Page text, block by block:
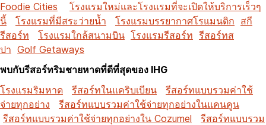
Foodie Cities
โรงแรมใหม่และโรงแรมที่จะเปิดให้บริการเร็วๆ
นี้
โรงแรมที่มีสระว่ายน้ำ โรงแรมบรรยากาศโรแมนติก สกี
รีสอร์ท
โรงแรมใกล้สนามบิน โรงแรมรีสอร์ท รีสอร์ทส
ปา Golf Getaways
พบกับรีสอร์ทริมชายหาดที่ดีที่สุดของ IHG
โรงแรมริมหาด
รีสอร์ทในแคริบเบียน
รีสอร์ทแบบรวมค่าใช้
จ่ายทุกอย่าง
รีสอร์ทแบบรวมค่าใช้จ่ายทุกอย่างในแคนคูน
รีสอร์ทแบบรวมค่าใช้จ่ายทุกอย่างใน Cozumel
รีสอร์ทแบบรวม